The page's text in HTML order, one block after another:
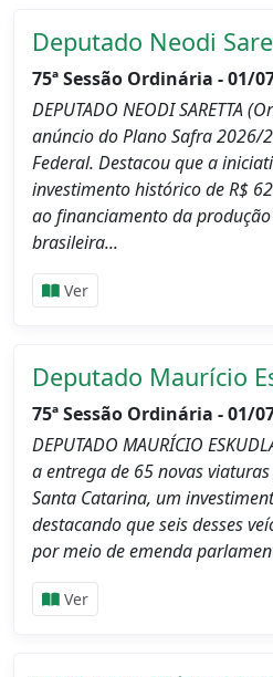
Deputado Neodi
75ª Sessão Ordinária - 01/
DEPUTADO NEODI SARETTA
anúncio do Plano Safra 2026/
Federal. Destacou que a
investimento histórico de R$
ao financiamento da
brasileira...
Ver
Deputado Maurício
75ª Sessão Ordinária - 01/
DEPUTADO MAURÍCIO
a entrega de 65 novas
Santa Catarina, um
destacando que seis desses
por meio de emenda
Ver